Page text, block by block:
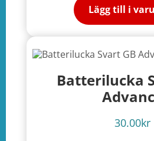
Lägg till i
Batterilucka
30.00kr